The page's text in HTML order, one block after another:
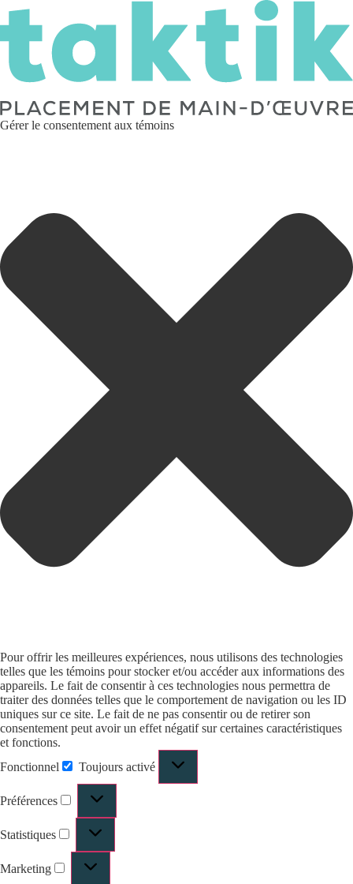
Gérer le consentement aux témoins
Pour offrir les meilleures expériences, nous utilisons des technologies
telles que les témoins pour stocker et/ou accéder aux informations des
appareils. Le fait de consentir à ces technologies nous permettra de
traiter des données telles que le comportement de navigation ou les ID
uniques sur ce site. Le fait de ne pas consentir ou de retirer son
consentement peut avoir un effet négatif sur certaines caractéristiques
et fonctions.
Fonctionnel
Toujours activé
Préférences
Statistiques
Marketing